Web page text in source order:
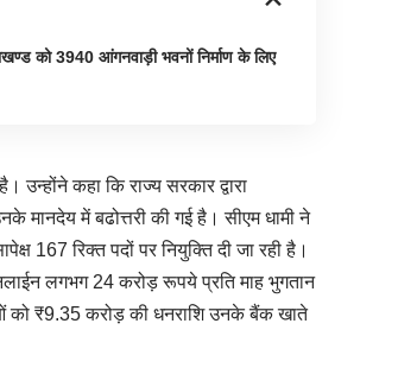
को 3940 आंगनवाड़ी भवनों निर्माण के लिए
कहा कि राज्य सरकार द्वारा
मानदेय में बढोत्तरी की गई है। सीएम धामी ने
167 रिक्त पदों पर नियुक्ति दी जा रही है।
लगभग 24 करोड़ रूपये प्रति माह भुगतान
को ₹9.35 करोड़ की धनराशि उनके बैंक खाते